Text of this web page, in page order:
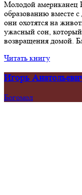
Молодой американец
образованию вместе с
они охотятся на
ужасный сон, который
возвращения домой.
Читать книгу
Игорь
Богомол